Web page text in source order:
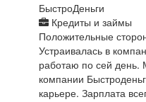
БыстроДеньги
Кредиты и займы
Положительные
Устраивалась в
работаю по сей день.
компании
карьере. Зарплата